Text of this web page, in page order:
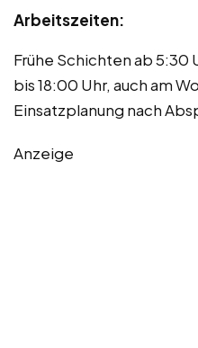
Arbeitszeiten:
Frühe Schichten ab 5:30
bis 18:00 Uhr, auch am
Einsatzplanung nach
Anzeige